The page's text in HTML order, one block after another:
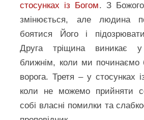
стосунках із Богом. З Божого
змінюється, але людина
боятися Його і
Друга тріщина виникає у
ближнім, коли ми починаємо
ворога. Третя – у стосунках
коли не можемо прийняти
собі власні помилки та